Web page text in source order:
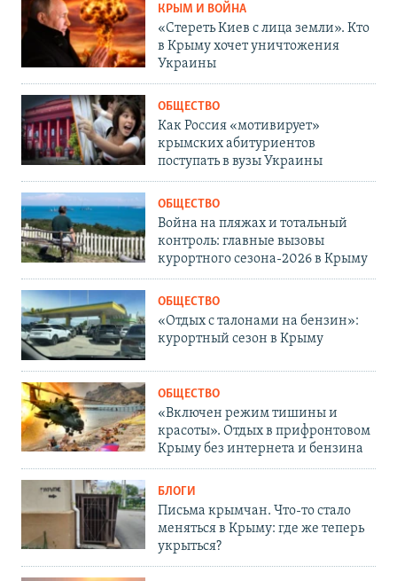
КРЫМ И ВОЙНА
«Стереть Киев с лица земли». Кто
в Крыму хочет уничтожения
Украины
ОБЩЕСТВО
Как Россия «мотивирует»
крымских абитуриентов
поступать в вузы Украины
ОБЩЕСТВО
Война на пляжах и тотальный
контроль: главные вызовы
курортного сезона-2026 в Крыму
ОБЩЕСТВО
«Отдых с талонами на бензин»:
курортный сезон в Крыму
ОБЩЕСТВО
«Включен режим тишины и
красоты». Отдых в прифронтовом
Крыму без интернета и бензина
БЛОГИ
Письма крымчан. Что-то стало
меняться в Крыму: где же теперь
укрыться?